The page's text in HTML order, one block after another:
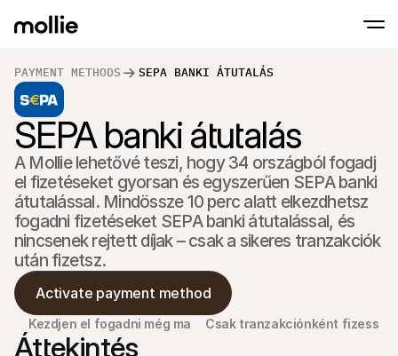
PAYMENT METHODS SEPA BANKI ÁTUTALÁS
SEPA banki átutalás
A Mollie lehetővé teszi, hogy 34 országból fogadj
el fizetéseket gyorsan és egyszerűen SEPA banki
átutalással. Mindössze 10 perc alatt elkezdhetsz
fogadni fizetéseket SEPA banki átutalással, és
nincsenek rejtett díjak – csak a sikeres tranzakciók
után fizetsz.
Activate payment method
Kezdjen el fogadni még ma Csak tranzakciónként fizess
Áttekintés
Érints és fizess iPhone-on
Fogadj el érintésmentes fizetéseket
Tudj meg többet
Online fizetések
Fogadd el és kezeld
fizetéseket
Személyes
Fogadj el fizetéseket
és eszközökkel
Pénztár
Kínálj egy Pénztár-t,
optimalizált a
Előzd meg a
optimalizáld az
Partnerek